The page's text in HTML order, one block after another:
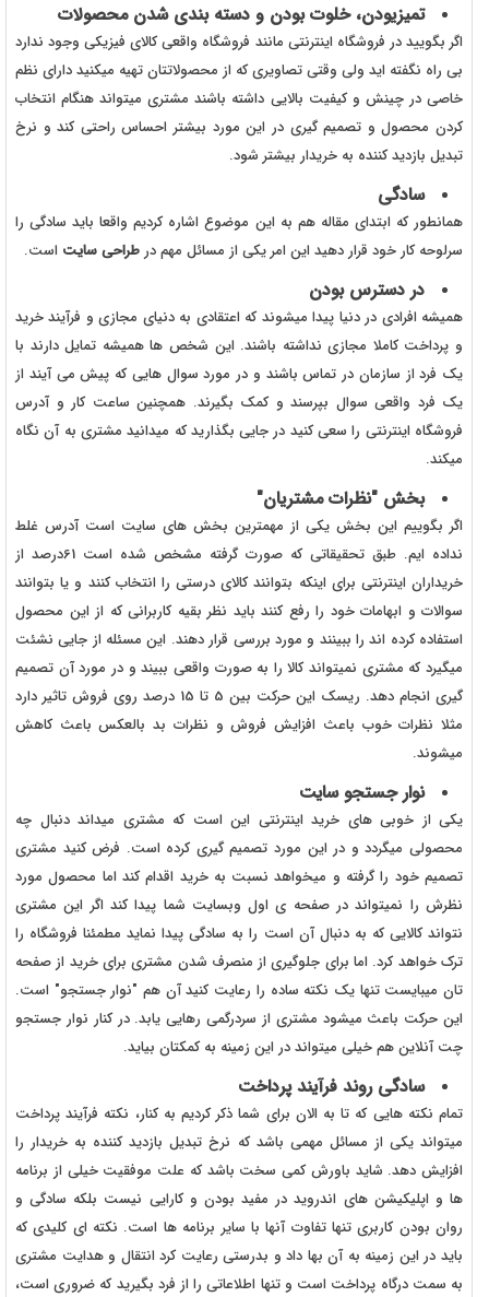
تمیزیودن، خلوت بودن و دسته بندی شدن محصولات
اگر بگویید در فروشگاه اینترنتی مانند فروشگاه واقعی کالای فیزیکی وجود ندارد
بی راه نگفته اید ولی وقتی تصاویری که از محصولاتتان تهیه میکنید دارای نظم
خاصی در چینش و کیفیت بالایی داشته باشند مشتری میتواند هنگام انتخاب
کردن محصول و تصمیم گیری در این مورد بیشتر احساس راحتی کند و نرخ
تبدیل بازدید کننده به خریدار بیشتر شود.
سادگی
همانطور که ابتدای مقاله هم به این موضوع اشاره کردیم واقعا باید سادگی را
سرلوحه کار خود قرار دهید این امر یکی از مسائل مهم در طراحی سایت است.
در دسترس بودن
همیشه افرادی در دنیا پیدا میشوند که اعتقادی به دنیای مجازی و فرآیند خرید
و پرداخت کاملا مجازی نداشته باشند. این شخص ها همیشه تمایل دارند با
یک فرد از سازمان در تماس باشند و در مورد سوال هایی که پیش می آیند از
یک فرد واقعی سوال بپرسند و کمک بگیرند. همچنین ساعت کار و آدرس
فروشگاه اینترنتی را سعی کنید در جایی بگذارید که میدانید مشتری به آن نگاه
میکند.
بخش "نظرات مشتریان"
اگر بگوییم این بخش یکی از مهمترین بخش های سایت است آدرس غلط
نداده ایم. طبق تحقیقاتی که صورت گرفته مشخص شده است 61درصد از
خریداران اینترنتی برای اینکه بتوانند کالای درستی را انتخاب کنند و یا بتوانند
سوالات و ابهامات خود را رفع کنند باید نظر بقیه کاربرانی که از این محصول
استفاده کرده اند را ببینند و مورد بررسی قرار دهند. این مسئله از جایی نشئت
میگیرد که مشتری نمیتواند کالا را به صورت واقعی ببیند و در مورد آن تصمیم
گیری انجام دهد. ریسک این حرکت بین 5 تا 15 درصد روی فروش تاثیر دارد
مثلا نظرات خوب باعث افزایش فروش و نظرات بد بالعکس باعث کاهش
میشوند.
نوار جستجو سایت
یکی از خوبی های خرید اینترنتی این است که مشتری میداند دنبال چه
محصولی میگردد و در این مورد تصمیم گیری کرده است. فرض کنید مشتری
تصمیم خود را گرفته و میخواهد نسبت به خرید اقدام کند اما محصول مورد
نظرش را نمیتواند در صفحه ی اول وبسایت شما پیدا کند اگر این مشتری
نتواند کالایی که به دنبال آن است را به سادگی پیدا نماید مطمئنا فروشگاه را
ترک خواهد کرد. اما برای جلوگیری از منصرف شدن مشتری برای خرید از صفحه
تان میبایست تنها یک نکته ساده را رعایت کنید آن هم "نوار جستجو" است.
این حرکت باعث میشود مشتری از سردرگمی رهایی یابد. در کنار نوار جستجو
چت آنلاین هم خیلی میتواند در این زمینه به کمکتان بیاید.
سادگی روند فرآیند پرداخت
تمام نکته هایی که تا به الان برای شما ذکر کردیم به کنار، نکته فرآیند پرداخت
میتواند یکی از مسائل مهمی باشد که نرخ تبدیل بازدید کننده به خریدار را
افزایش دهد. شاید باورش کمی سخت باشد که علت موفقیت خیلی از برنامه
ها و اپلیکیشن های اندروید در مفید بودن و کارایی نیست بلکه سادگی و
روان بودن کاربری تنها تفاوت آنها با سایر برنامه ها است. نکته ای کلیدی که
باید در این زمینه به آن بها داد و بدرستی رعایت کرد انتقال و هدایت مشتری
به سمت درگاه پرداخت است و تنها اطلاعاتی را از فرد بگیرید که ضروری است،